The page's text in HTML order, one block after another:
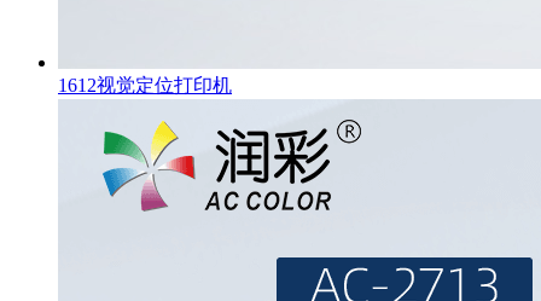
1612视觉定位打印机